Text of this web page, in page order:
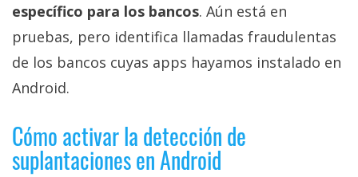
específico para los bancos. Aún está en
pruebas, pero identifica llamadas fraudulentas
de los bancos cuyas apps hayamos instalado en
Android.
Cómo activar la detección de
suplantaciones en Android